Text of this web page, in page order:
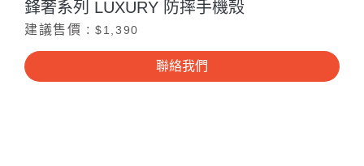
鋒奢系列 LUXURY 防摔手機殼
建議售價 :$1,390
聯絡我們